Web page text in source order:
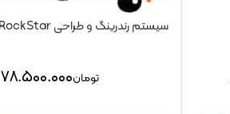
سیستم رندرینگ و طراحی RockStar
تومان۷۸.۵۰۰.۰۰۰